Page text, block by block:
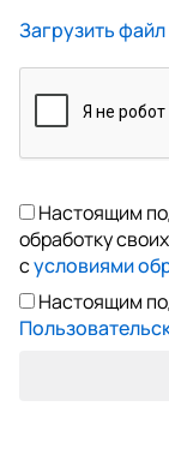
Загрузить файл
Настоящим
обработку
сусловиями
Настоящим